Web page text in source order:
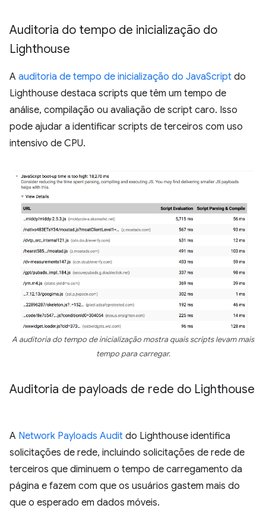
Auditoria do tempo de inicialização do
Lighthouse
A auditoria de tempo de inicialização do JavaScript do
Lighthouse destaca scripts que têm um tempo de
análise, compilação ou avaliação de script caro. Isso
pode ajudar a identificar scripts de terceiros com uso
intensivo de CPU.
A auditoria do tempo de inicialização mostra quais scripts levam mais
tempo para carregar.
Auditoria de payloads de rede do Lighthouse
A Network Payloads Audit do Lighthouse identifica
solicitações de rede, incluindo solicitações de rede de
terceiros que diminuem o tempo de carregamento da
página e fazem com que os usuários gastem mais do
que o esperado em dados móveis.